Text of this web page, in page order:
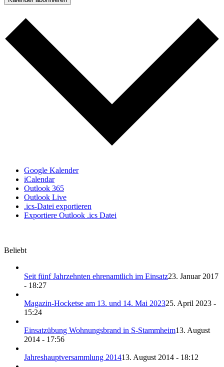
Google Kalender
iCalendar
Outlook 365
Outlook Live
.ics-Datei exportieren
Exportiere Outlook .ics Datei
Beliebt
Seit fünf Jahrzehnten ehrenamtlich im Einsatz23. Januar 2017
- 18:27
Magazin-Hocketse am 13. und 14. Mai 202325. April 2023 -
15:24
Einsatzübung Wohnungsbrand in S-Stammheim13. August
2014 - 17:56
Jahreshauptversammlung 201413. August 2014 - 18:12